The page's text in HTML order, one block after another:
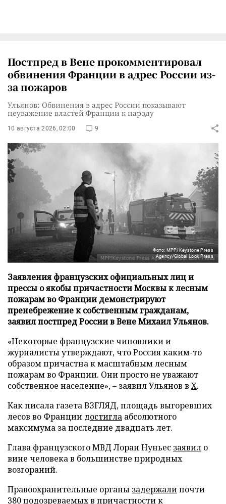
Постпред в Вене прокомментировал
обвинения Франции в адрес России из-
за пожаров
Ульянов: Обвинения в адрес России показывают
неуважение властей Франции к народу
10 августа 2026, 02:00 9
Фото: MPP/Keystone Press
Agency/Global Look Press
Заявления французских официальных лиц и
прессы о якобы причастности Москвы к лесным
пожарам во Франции демонстрируют
пренебрежение к собственным гражданам,
заявил постпред России в Вене Михаил Ульянов.
«Некоторые французские чиновники и
журналисты утверждают, что Россия каким-то
образом причастна к масштабным лесным
пожарам во Франции. Они просто не уважают
собственное население», – заявил Ульянов в X.
Как писала газета ВЗГЛЯД, площадь выгоревших
лесов во Франции достигла абсолютного
максимума за последние двадцать лет.
Глава французского МВД Лоран Нуньес заявил о
вине человека в большинстве природных
возгораний.
Правоохранительные органы задержалипочти
380 подозреваемых в причастности к